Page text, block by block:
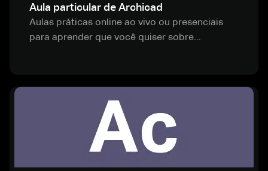
Aula particular de Archicad
Aulas práticas online ao vivo ou presenciais
para aprender que você quiser sobre...